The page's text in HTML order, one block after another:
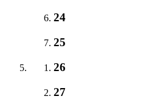
24
25
26
27